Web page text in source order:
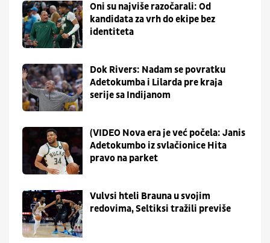
Oni su najviše razočarali: Od
kandidata za vrh do ekipe bez
identiteta
Dok Rivers: Nadam se povratku
Adetokumba i Lilarda pre kraja
serije sa Indijanom
(VIDEO Nova era je već počela: Janis
Adetokumbo iz svlačionice Hita
pravo na parket
Vulvsi hteli Brauna u svojim
redovima, Seltiksi tražili previše